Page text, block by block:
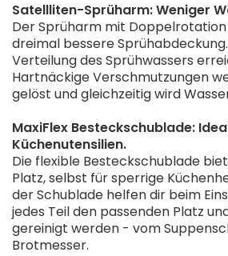
Satellliten-Sprüharm: Weniger
Der Sprüharm mit
dreimal bessere
Verteilung des Sprühwassers
Hartnäckige Verschmutzungen
gelöst und gleichzeitig wird
MaxiFlex Besteckschublade:
Küchenutensilien.
Die flexible Besteckschublade
Platz, selbst für sperrige
der Schublade helfen dir beim
jedes Teil den passenden Platz
gereinigt werden - vom
Brotmesser.